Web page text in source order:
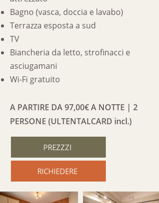
Bagno (vasca, doccia e lavabo)
Terrazza esposta a sud
TV
Biancheria da letto, strofinacci e
asciugamani
Wi-Fi gratuito
A PARTIRE DA 97,00€ A NOTTE | 2
PERSONE (ULTENTALCARD incl.)
PREZZZI
RICHIEDERE